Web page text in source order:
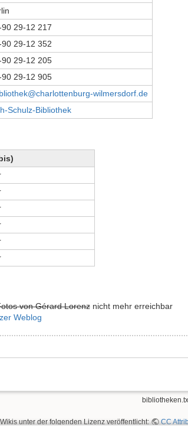
29-12 217
29-12 352
29-12 205
29-12 905
wilmersdorf.de
Schulz-Bibliothek
von Gérard Lorenznicht mehr erreichbar
Weblog
unter der folgenden Lizenz veröffentlicht: CC